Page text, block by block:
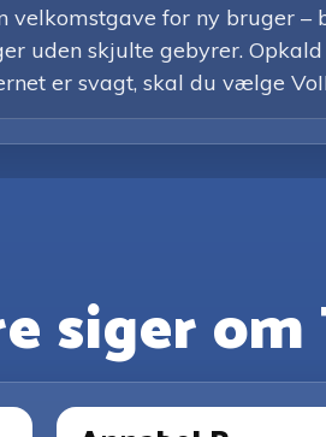
for ny bruger –
uden skjulte gebyrer.
er svagt, skal du vælge
siger om